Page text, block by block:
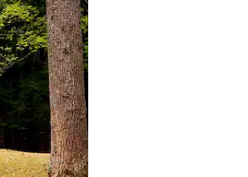
e deslizando o dedo na tela.